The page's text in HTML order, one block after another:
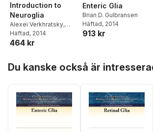
Introduction to
Neuroglia
Alexei Verkhratsky,
Vladimir Parpura
Häftad, 2014
464 kr
Enteric Glia
Brian D. Gulbransen
Häftad, 2014
913 kr
Du kanske också är